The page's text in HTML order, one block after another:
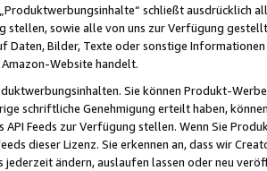
schließt ausdrücklich
stellen, sowie alle von uns zur Verfügung
Daten, Bilder, Texte oder sonstige
Amazon-Website handelt.
Sie können Produkt-
schriftliche Genehmigung erteilt haben,
API Feeds zur Verfügung stellen. Wenn Sie
dieser Lizenz. Sie erkennen an, dass wir
jederzeit ändern, auslaufen lassen oder neu